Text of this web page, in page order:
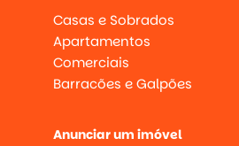
Casas e Sobrados
Apartamentos
Comerciais
Barracões e Galpões
Anunciar um imóvel